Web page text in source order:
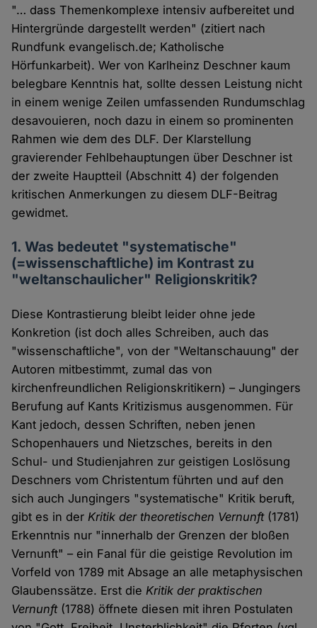
"… dass Themenkomplexe intensiv aufbereitet und
Hintergründe dargestellt werden" (zitiert nach
Rundfunk evangelisch.de; Katholische
Hörfunkarbeit). Wer von Karlheinz Deschner kaum
belegbare Kenntnis hat, sollte dessen Leistung nicht
in einem wenige Zeilen umfassenden Rundumschlag
desavouieren, noch dazu in einem so prominenten
Rahmen wie dem des DLF. Der Klarstellung
gravierender Fehlbehauptungen über Deschner ist
der zweite Hauptteil (Abschnitt 4) der folgenden
kritischen Anmerkungen zu diesem DLF-Beitrag
gewidmet.
1. Was bedeutet "systematische"
(=wissenschaftliche) im Kontrast zu
"weltanschaulicher" Religionskritik?
Diese Kontrastierung bleibt leider ohne jede
Konkretion (ist doch alles Schreiben, auch das
"wissenschaftliche", von der "Weltanschauung" der
Autoren mitbestimmt, zumal das von
kirchenfreundlichen Religionskritikern) – Jungingers
Berufung auf Kants Kritizismus ausgenommen. Für
Kant jedoch, dessen Schriften, neben jenen
Schopenhauers und Nietzsches, bereits in den
Schul- und Studienjahren zur geistigen Loslösung
Deschners vom Christentum führten und auf den
sich auch Jungingers "systematische" Kritik beruft,
gibt es in derKritik der theoretischen Vernunft(1781)
Erkenntnis nur "innerhalb der Grenzen der bloßen
Vernunft" – ein Fanal für die geistige Revolution im
Vorfeld von 1789 mit Absage an alle metaphysischen
Glaubenssätze. Erst dieKritik der praktischen
Vernunft(1788) öffnete diesen mit ihren Postulaten